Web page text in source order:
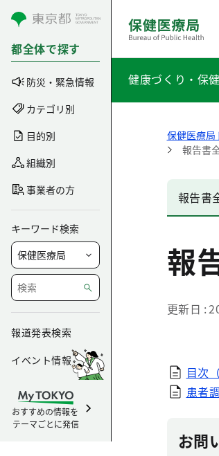
コンテンツにスキップ
都全体で探す
防災・緊急情報
カテゴリ別
目的別
組織別
事業者の方
キーワード検索
報道発表検索
イベント情報
おすすめの情報を
テーマごとに発信
健康づくり・保
保健医療局
報告書
報告書
報
更新日
目次
患者
お問